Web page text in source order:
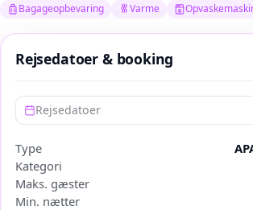
Bagageopbevaring
Varme
Rejsedatoer & booking
Rejsedatoer
Type
Kategori
Maks. gæster
Min. nætter